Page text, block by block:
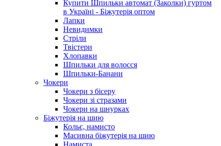
Купити Шпильки автомат (Заколки) гуртом
в Україні - Біжутерія оптом
Лапки
Невидимки
Стріли
Твістери
Хлопавки
Шпильки для волосся
Шпильки-Банани
Чокери
Чокери з бісеру
Чокери зі стразами
Чокери на шнурках
Біжутерія на шию
Кольє, намисто
Масивна біжутерія на шию
Намиста